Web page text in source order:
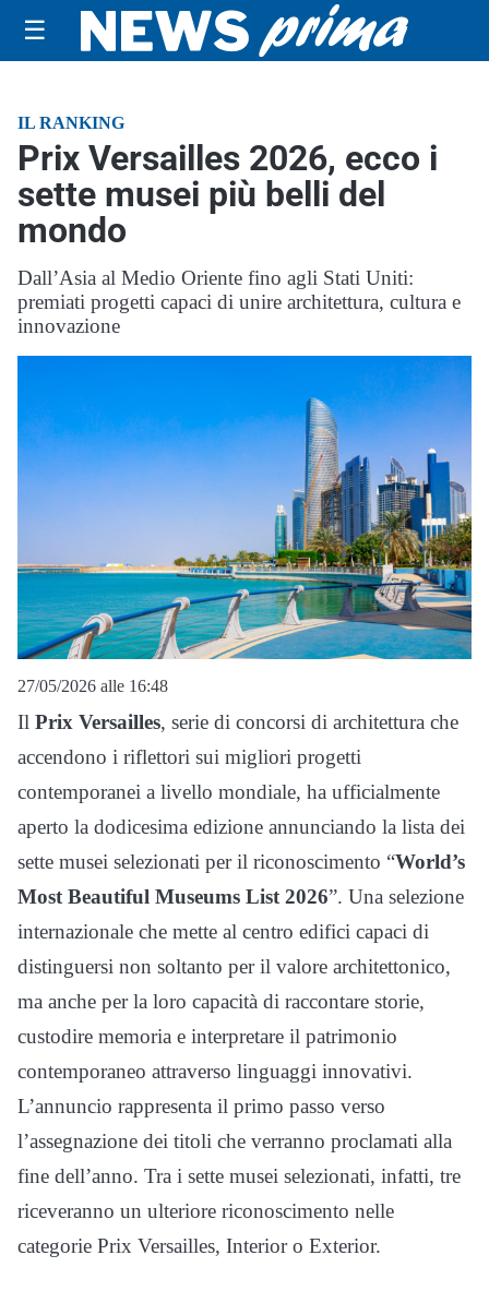
☰
IL RANKING
Prix Versailles 2026, ecco i
sette musei più belli del
mondo
Dall’Asia al Medio Oriente fino agli Stati Uniti:
premiati progetti capaci di unire architettura, cultura e
innovazione
27/05/2026 alle 16:48
Il Prix Versailles, serie di concorsi di architettura che
accendono i riflettori sui migliori progetti
contemporanei a livello mondiale, ha ufficialmente
aperto la dodicesima edizione annunciando la lista dei
sette musei selezionati per il riconoscimento “World’s
Most Beautiful Museums List 2026”. Una selezione
internazionale che mette al centro edifici capaci di
distinguersi non soltanto per il valore architettonico,
ma anche per la loro capacità di raccontare storie,
custodire memoria e interpretare il patrimonio
contemporaneo attraverso linguaggi innovativi.
L’annuncio rappresenta il primo passo verso
l’assegnazione dei titoli che verranno proclamati alla
fine dell’anno. Tra i sette musei selezionati, infatti, tre
riceveranno un ulteriore riconoscimento nelle
categorie Prix Versailles, Interior o Exterior.